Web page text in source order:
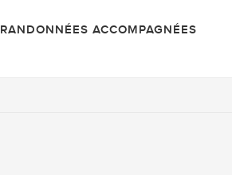
RANDONNÉES ACCOMPAGNÉES